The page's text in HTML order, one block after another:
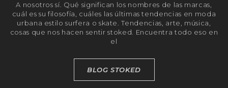
A nosotros sí. Qué significan los nombres de las marcas,
cuál es su filosofía, cuáles las últimas tendencias en moda
urbana estilo surfera o skate. Tendencias, arte, música,
cosas que nos hacen sentir stoked. Encuentra todo eso en
el
BLOG STOKED